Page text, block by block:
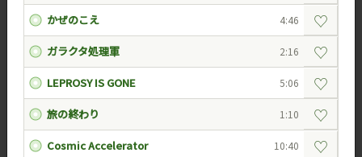
かぜのこえ 4:46 ♡
ガラクタ処理軍 2:16 ♡
LEPROSY IS GONE 5:06 ♡
旅の終わり 1:10 ♡
Cosmic Accelerator 10:40 ♡